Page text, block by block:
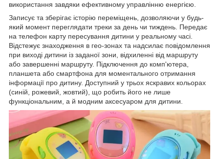
використання завдяки ефективному управлінню енергією.
Записує та зберігає історію переміщень, дозволяючи у будь-
який момент переглядати треки за день чи тиждень. Передає
на телефон карту пересування дитини у реальному часі.
Відстежує знаходження в гео-зонах та надсилає повідомлення
при виході дитини із заданої зони, відхиленні від маршруту
або завершенні маршруту. Підключення до комп'ютера,
планшета або смартфона для моментального отримання
інформації про дитину. Доступний у трьох яскравих кольорах
(синій, рожевий, жовтий), що робить його не лише
функціональним, а й модним аксесуаром для дитини.